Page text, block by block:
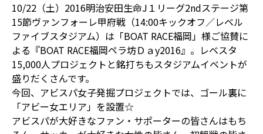
10/22（土）2016明治安田生命J１リーグ2ndステージ第
15節ヴァンフォーレ甲府戦（14:00キックオフ／レベル
ファイブスタジアム）は「BOAT RACE福岡」様ご協賛に
よる『BOAT RACE福岡ペラ坊Ｄａy2016』。レベスタ
15,000人プロジェクトと銘打ちもスタジアムイベントが
盛りだくさんです。
今回、アビスパ女子発掘プロジェクトでは、ゴール裏に
「アビー女エリア」を設置☆
アビスパが大好きなファン・サポーターの皆さんはもち